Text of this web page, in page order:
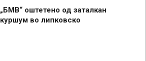
„БМВ“ оштетено од заталкан
куршум во липковско